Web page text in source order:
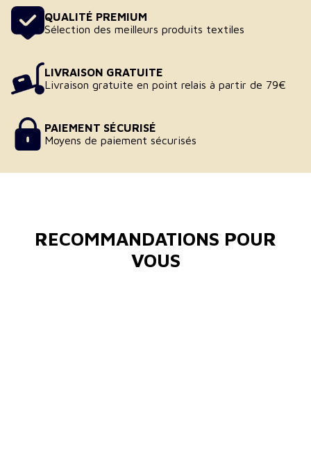
QUALITÉ PREMIUM
Sélection des meilleurs produits textiles
LIVRAISON GRATUITE
Livraison gratuite en point relais à partir de 79€
PAIEMENT SÉCURISÉ
Moyens de paiement sécurisés
RECOMMANDATIONS POUR
VOUS